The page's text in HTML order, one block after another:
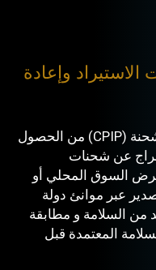
وإعادة
تُمكّنك خدمة تصريح الإفراج عن الشحنة (CPIP) من الحصول
عن شحنات
السوق المحلي أو
عبر موانئ دولة
من السلامة و مطابقة
المعتمدة قبل